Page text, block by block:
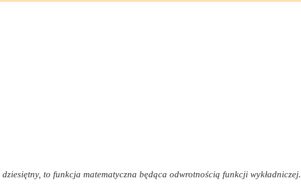
to funkcja matematyczna będąca odwrotnością funkcji wykładniczej.